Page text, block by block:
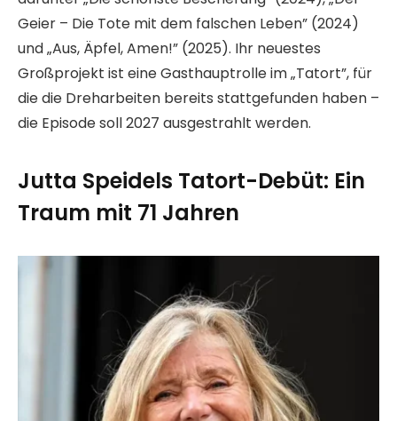
Geier – Die Tote mit dem falschen Leben” (2024)
und „Aus, Äpfel, Amen!” (2025). Ihr neuestes
Großprojekt ist eine Gasthauptrolle im „Tatort”, für
die die Dreharbeiten bereits stattgefunden haben –
die Episode soll 2027 ausgestrahlt werden.
Jutta Speidels Tatort-Debüt: Ein
Traum mit 71 Jahren